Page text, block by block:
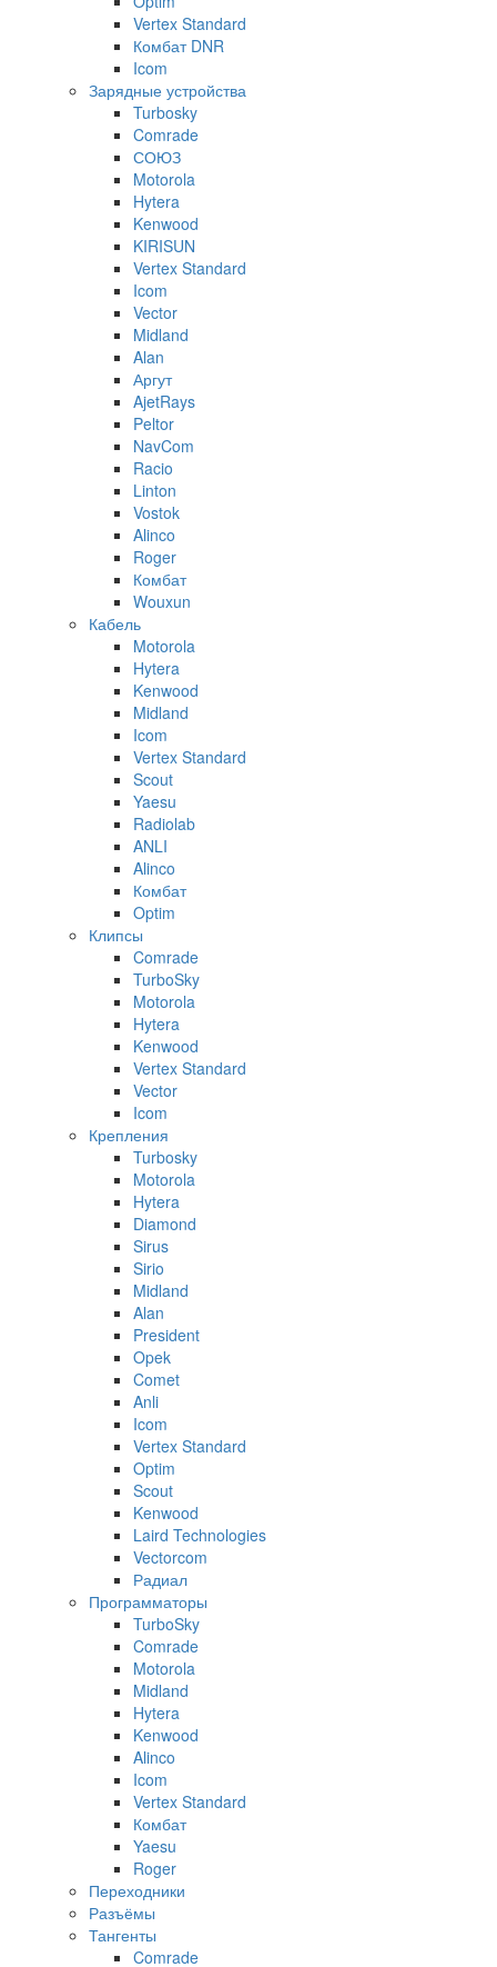
Vertex Standard
Комбат DNR
Icom
Зарядные устройства
Turbosky
Comrade
СОЮЗ
Motorola
Hytera
Kenwood
KIRISUN
Vertex Standard
Icom
Vector
Midland
Alan
Аргут
AjetRays
Peltor
NavCom
Racio
Linton
Vostok
Alinco
Roger
Комбат
Wouxun
Кабель
Motorola
Hytera
Kenwood
Midland
Icom
Vertex Standard
Scout
Yaesu
Radiolab
ANLI
Alinco
Комбат
Optim
Клипсы
Comrade
TurboSky
Motorola
Hytera
Kenwood
Vertex Standard
Vector
Icom
Крепления
Turbosky
Motorola
Hytera
Diamond
Sirus
Sirio
Midland
Alan
President
Opek
Comet
Anli
Icom
Vertex Standard
Optim
Scout
Kenwood
Laird Technologies
Vectorcom
Радиал
Программаторы
TurboSky
Comrade
Motorola
Midland
Hytera
Kenwood
Alinco
Icom
Vertex Standard
Комбат
Yaesu
Roger
Переходники
Разъёмы
Тангенты
Comrade